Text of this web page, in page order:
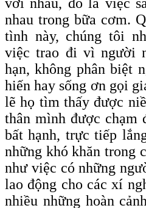
nhau trong bữa cơm.
tình này, chúng tôi
việc trao đi vì người
hạn, không phân biệt
hiến hay sống ơn gọi
lẽ họ tìm thấy được
thân mình được chạm
bất hạnh, trực tiếp
những khó khăn trong
như việc có những
lao động cho các xí
nhiều những hoàn